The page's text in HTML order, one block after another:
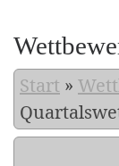
Start »